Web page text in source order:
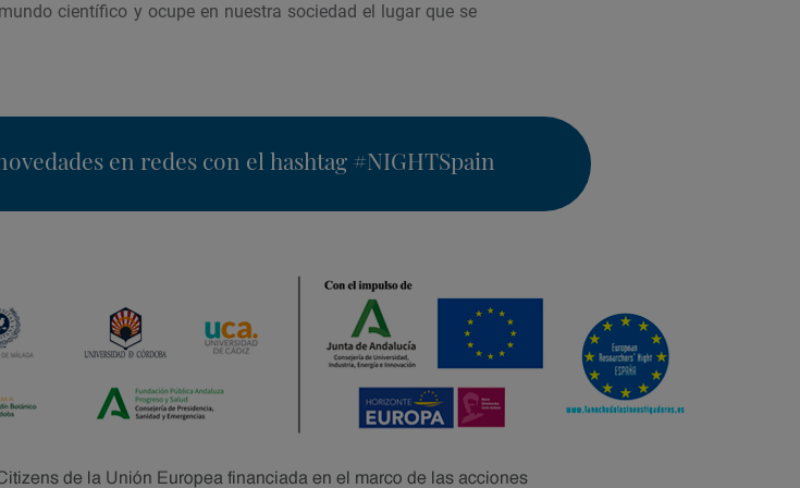
científico y ocupe en nuestra sociedad el lugar que se
en redes con el hashtag #NIGHTSpain